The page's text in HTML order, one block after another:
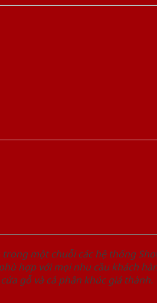
một chuỗi các hệ thống
hợp với mọi nhu cầu khách
gỗ và cả phân khúc giá thành.